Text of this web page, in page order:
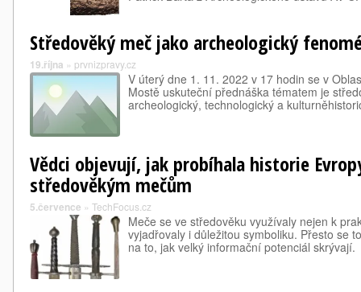
Středověký meč jako archeologický
19.října » prvnizpravy.cz
V úterý dne 1. 11. 2022 v 17 hodin se v
Mostě uskuteční přednáška tématem je
archeologický, technologický a
Vědci objevují, jak probíhala historie
středověkým mečům
5.července » TechFocus.cz
Meče se ve středověku využívaly nejen k
vyjadřovaly i důležitou symboliku. Přesto se
na to, jak velký informační potenciál skrývají.